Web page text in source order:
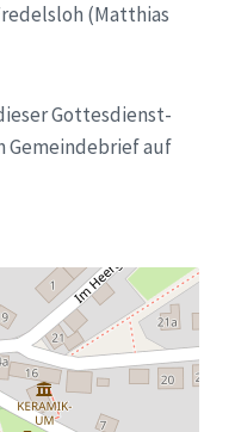
(Matthias
Gottesdienst-
Gemeindebrief auf